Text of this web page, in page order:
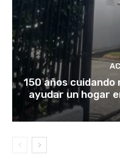
150 años cuidando
ayudar un hogar